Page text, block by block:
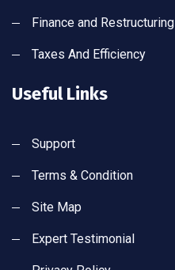
Finance and Restructuring
Taxes And Efficiency
Useful Links
Support
Terms & Condition
Site Map
Expert Testimonial